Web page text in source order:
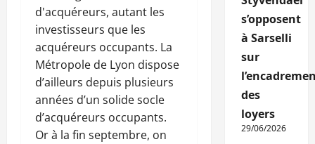
d'acquéreurs, autant les
investisseurs que les
acquéreurs occupants. La
Métropole de Lyon dispose
d’ailleurs depuis plusieurs
années d’un solide socle
d’acquéreurs occupants.
Or à la fin septembre, on
s’opposent
à Sarselli
sur
des
loyers
29/06/2026